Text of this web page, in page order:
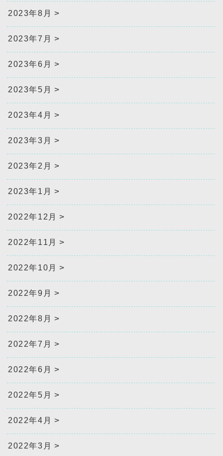
2023年8月
2023年7月
2023年6月
2023年5月
2023年4月
2023年3月
2023年2月
2023年1月
2022年12月
2022年11月
2022年10月
2022年9月
2022年8月
2022年7月
2022年6月
2022年5月
2022年4月
2022年3月